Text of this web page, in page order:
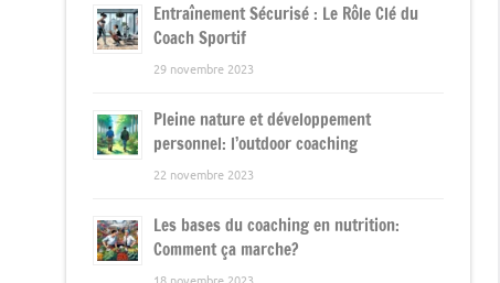
Entraînement Sécurisé : Le Rôle Clé du
Coach Sportif
29 novembre 2023
Pleine nature et développement
personnel: l’outdoor coaching
22 novembre 2023
Les bases du coaching en nutrition:
Comment ça marche?